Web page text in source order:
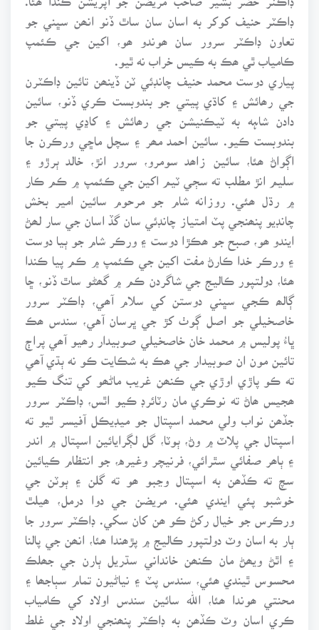
ڊاڪٽر حنيف کوکر به اسان سان ساٿ ڏنو انھن سڀني جو
تعاون ڊاڪٽر سرور سان ھوندو ھو، اکين جي ڪئمپ
ڪامياب ٿي ھڪ به ڪيس خراب نه ٿيو.
پياري دوست محمد حنيف چانڊئي ٽن ڏينھن تائين ڊاڪٽرن
جي رھائش ۽ کاڌي پيتي جو بندوبست ڪري ڏنو، سائين
دادن شاہه به ٽيڪنيشن جي رھائش ۽ کاڍي پيتي جو
بندوبست ڪيو. سائين احمد مھر ۽ سچل ماڇي ورڪرن جا
اڳواڻ ھئا، سائين زاھد سومرو، سرور انڙ، خالد ٻرڙو ۽
سليم انڙ مطلب ته سڄي ٽيم اکين جي ڪئمپ ۾ ڪم ڪار
۾ رڌل ھئي. روزانه شام جو مرحوم سائين امير بخش
چانڊيو پنھنجي پٽ امتياز چانڊئي سان گڏ اسان جي سار لھڻ
ايندو ھو، صبح جو ھڪڙا دوست ۽ ورڪر شام جو ٻيا دوست
۽ ورڪر خدا ڪارڻ مفت اکين جي ڪئمپ ۾ ڪم پيا ڪندا
ھئا، دولتپور ڪاليج جي شاگردن ڪم ۾ گھڻو ساٿ ڏنو، ڇا
ڳالھ ڪجي سڀني دوستن کي سلام آھي، ڊاڪٽر سرور
خاصخيلي جو اصل ڳوٺ کڙ جي ڀرسان آهي، سندس ھڪ
ڀاءُ پوليس ۾ محمد خان خاصخيلي صوبيدار رھيو آھي پراڄ
تائين مون ان صوبيدار جي ھڪ به شڪايت ڪو نه ٻڌي آھي
ته ڪو پاڙي اوڙي جي ڪنھن غريب ماڻھو کي تنگ ڪيو
ھجيس ھاڻ ته نوڪري مان رٽائرڊ ڪيو اٿس، ڊاڪٽر سرور
جڏھن نواب ولي محمد اسپتال جو ميڊيڪل آفيسر ٿيو ته
اسپتال جي پلاٽ ۾ وڻ، ٻوٽا، گل لڳرايائين اسپتال ۾ اندر
۽ ٻاھر صفائي سٿرائي، فرنيچر وغيره، جو انتظام ڪيائين
سچ ته ڪڏھن به اسپتال وڃبو ھو ته گلن ۽ ٻوٽن جي
خوشبو پئي ايندي ھئي. مريضن جي دوا درمل، ھيلٿ
ورڪرس جو خيال رکڻ ڪو ھن کان سکي. ڊاڪٽر سرور جا
ٻار به اسان وٽ دولتپور ڪاليج ۾ پڙھندا ھئا، انھن جي پالنا
۽ اٿڻ ويھڻ مان ڪنھن خانداني سڌريل ٻارن جي جھلڪ
محسوس ٿيندي ھئي، سندس پٽ ۽ نياڻيون تمام سٻاجھا ۽
محنتي ھوندا ھئا، الله سائين سندس اولاد کي ڪامياب
ڪري اسان وٽ ڪڏھن به ڊاڪٽر پنھنجي اولاد جي غلط